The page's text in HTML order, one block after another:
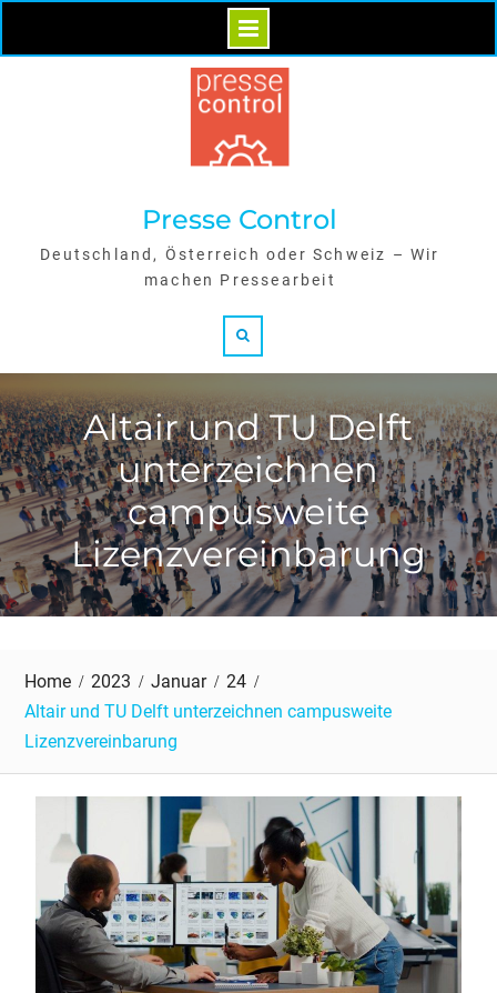
Skip
Presse Control
Deutschland, Österreich oder Schweiz – Wir
machen Pressearbeit
Altair und TU Delft
unterzeichnen
campusweite
Lizenzvereinbarung
Home 2023 Januar
24
Altair und TU Delft unterzeichnen campusweite
Lizenzvereinbarung